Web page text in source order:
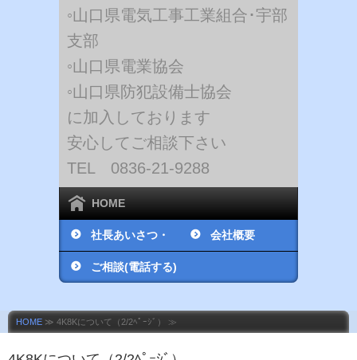
◦山口県電気工事工業組合･宇部
支部
◦山口県電業協会
◦山口県防犯設備士協会
に加入しております
安心してご相談下さい
TEL 0836-21-9288
HOME
社長あいさつ・
社員紹介
会社概要
ご相談(電話する)
HOME ≫ 4K8Kについて（2/2ﾍﾟｰｼﾞ） ≫